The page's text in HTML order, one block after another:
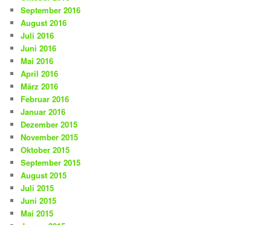
September 2016
August 2016
Juli 2016
Juni 2016
Mai 2016
April 2016
März 2016
Februar 2016
Januar 2016
Dezember 2015
November 2015
Oktober 2015
September 2015
August 2015
Juli 2015
Juni 2015
Mai 2015